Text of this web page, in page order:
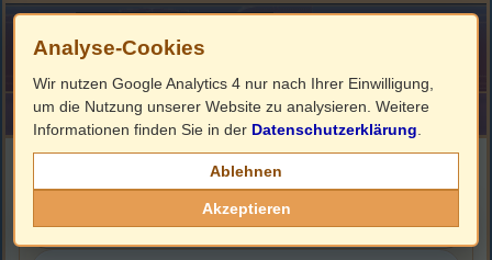
HOME ImpressumLinks
Filmbeschreibung, Cover & DVD Infos
Analyse-Cookies
Wir nutzen Google Analytics 4 nur nach Ihrer Einwilligung,
um die Nutzung unserer Website zu analysieren. Weitere
Informationen finden Sie in der Datenschutzerklärung
Ablehnen
Akzeptieren